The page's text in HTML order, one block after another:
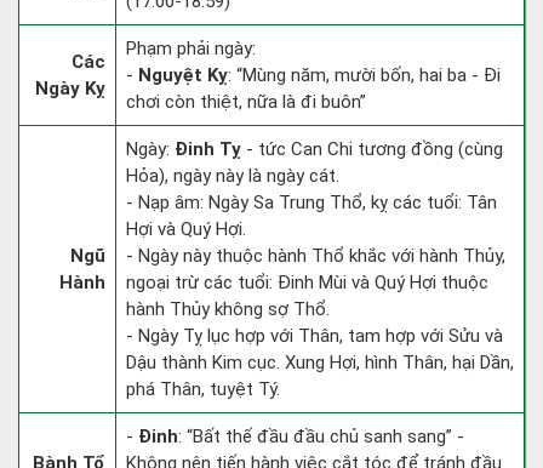
Các
Ngày Kỵ
Phạm phải ngày:
- Nguyệt Kỵ: “Mùng năm, mười bốn, hai ba - Đi
chơi còn thiệt, nữa là đi buôn”
Ngũ
Hành
Ngày: Đinh Tỵ - tức Can Chi tương đồng (cùng
Hỏa), ngày này là ngày cát.
- Nạp âm: Ngày Sa Trung Thổ, kỵ các tuổi: Tân
Hợi và Quý Hợi.
- Ngày này thuộc hành Thổ khắc với hành Thủy,
ngoại trừ các tuổi: Đinh Mùi và Quý Hợi thuộc
hành Thủy không sợ Thổ.
- Ngày Tỵ lục hợp với Thân, tam hợp với Sửu và
Dậu thành Kim cục. Xung Hợi, hình Thân, hại Dần,
phá Thân, tuyệt Tý.
Bành Tổ
- Đinh: “Bất thế đầu đầu chủ sanh sang” -
Không nên tiến hành việc cắt tóc để tránh đầu